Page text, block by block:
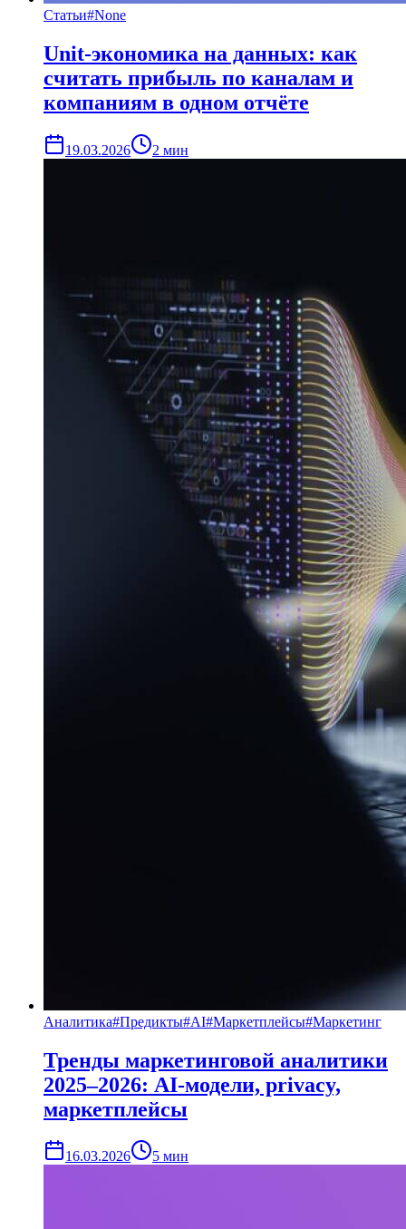
Статьи#None
Unit-экономика на данных: как
считать прибыль по каналам и
компаниям в одном отчёте
19.03.2026 2 мин
Аналитика#Предикты#AI#Маркетплейсы#Маркетинг
Тренды маркетинговой аналитики
2025–2026: AI-модели, privacy,
маркетплейсы
16.03.2026 5 мин